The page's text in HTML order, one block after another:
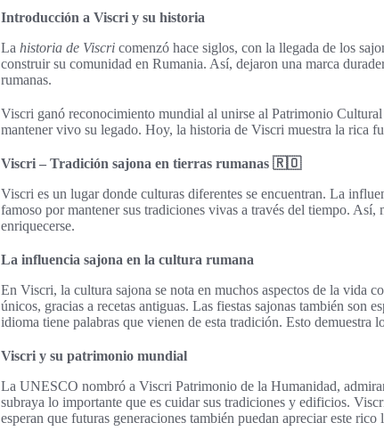
Introducción a Viscri y su historia
La historia de Viscri comenzó hace siglos, con la llegada de los
construir su comunidad en Rumania. Así, dejaron una marca
rumanas.
Viscri ganó reconocimiento mundial al unirse al Patrimonio
mantener vivo su legado. Hoy, la historia de Viscri muestra la rica
Viscri – Tradición sajona en tierras rumanas 🇷🇴
Viscri es un lugar donde culturas diferentes se encuentran. La
famoso por mantener sus tradiciones vivas a través del tiempo.
enriquecerse.
La influencia sajona en la cultura rumana
En Viscri, la cultura sajona se nota en muchos aspectos de la vida
únicos, gracias a recetas antiguas. Las fiestas sajonas también son
idioma tiene palabras que vienen de esta tradición. Esto demuestra
Viscri y su patrimonio mundial
La UNESCO nombró a Viscri Patrimonio de la Humanidad,
subraya lo importante que es cuidar sus tradiciones y edificios.
esperan que futuras generaciones también puedan apreciar este rico